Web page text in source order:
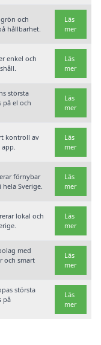
och
hållbarhet.
Läs
mer
enkel och
Läs
mer
största
på el och
Läs
mer
kontroll av
Läs
mer
förnybar
Sverige.
Läs
mer
lokal och
Läs
mer
med
och smart
Läs
mer
största
på
Läs
mer